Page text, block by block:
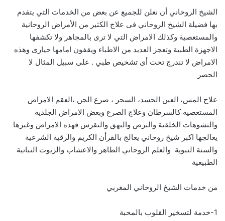
الشيخ الروحاني أن نعلن للجميع عن بعض من الخدمات التي يتقدم
بها فضيلة الشيخ الروحاني فى علاج الكثير من الأمراض الروحانية
والمستعصية وكذلك الامراض التي لا ترى بالمجاهر ولا تكشفها
الاجهزة الطبية وتعجز العديد من الاطباء ويقفون امامها حيارى وهذه
الامراض لا تندرج تحت أى تشخيص طبي . على سبيل المثال لا
الحصر
علاج المس، العين الحسد، السحر ، صرع الجن ،العقم الامراض
المستعصية كالسرطان وعلاج الصرع وبعض الامراض الجلدية
والتشوهات الخلقية والبرص والبهق والنقرس فهذه الامراض وغيرها
يعالجها اكبر شيخ روحاني يعالج بالقرأن الكريم والرقية الشرعية
والسنة النبوية والعلم الروحاني الطاهر والاعشاب والزيوت النباتية
الطبيعية
من خدمات الشيخ الروحاني المغربي
1-خدمة لتسخير القلوب بالمحبة